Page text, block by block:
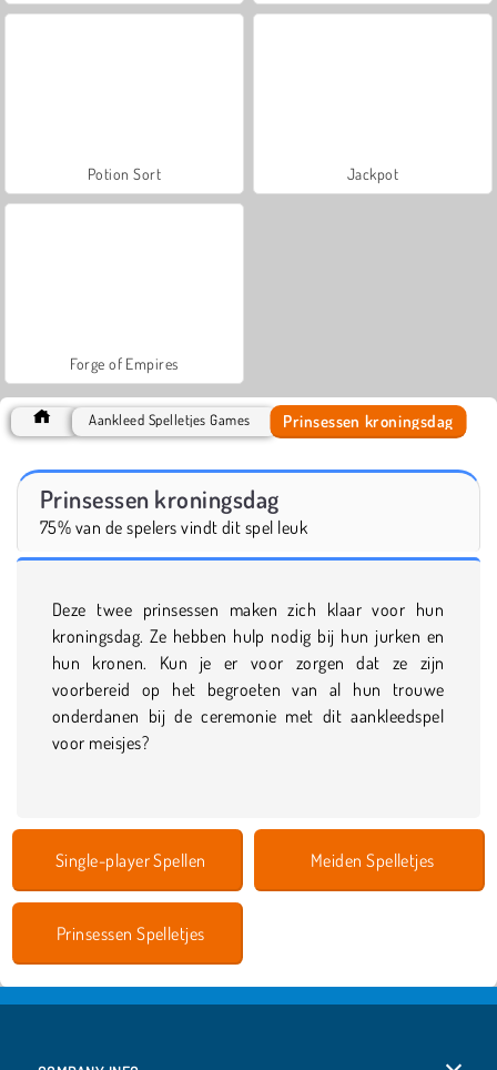
Potion Sort Jackpot
Forge of Empires
Aankleed Spelletjes Games Prinsessen kroningsdag
Prinsessen kroningsdag
75% van de spelers vindt dit spel leuk
Deze twee prinsessen maken zich klaar voor hun
kroningsdag. Ze hebben hulp nodig bij hun jurken en
hun kronen. Kun je er voor zorgen dat ze zijn
voorbereid op het begroeten van al hun trouwe
onderdanen bij de ceremonie met dit aankleedspel
voor meisjes?
Single-player Spellen Meiden Spelletjes
Prinsessen Spelletjes